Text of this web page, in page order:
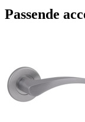
Passende